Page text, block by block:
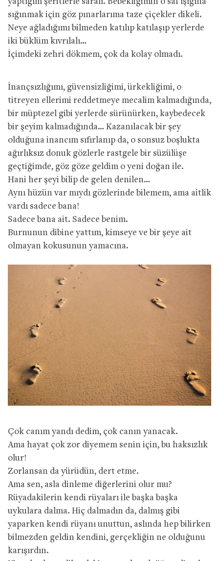
sığınmak için göz pınarlarıma taze çiçekler dikeli.
Neye ağladığımı bilmeden katılıp katılaşıp yerlerde
iki büklüm kıvrılalı…
İçimdeki zehri dökmem, çok da kolay olmadı.
İnançsızlığımı, güvensizliğimi, ürkekliğimi, o
titreyen ellerimi reddetmeye mecalim kalmadığında,
bir müptezel gibi yerlerde sürünürken, kaybedecek
bir şeyim kalmadığında… Kazanılacak bir şey
olduğuna inancım sıfırlanıp da, o sonsuz boşlukta
ağırlıksız donuk gözlerle rastgele bir süzülüşe
geçtiğimde, göz göze geldim o yeni doğan ile.
Hani her şeyi bilip de gelen denilen…
Aynı hüzün var mıydı gözlerinde bilemem, ama aitlik
vardı sadece bana!
Sadece bana ait. Sadece benim.
Burnunun dibine yattım, kimseye ve bir şeye ait
olmayan kokusunun yamacına.
Çok canım yandı dedim, çok canın yanacak.
Ama hayat çok zor diyemem senin için, bu haksızlık
olur!
Zorlansan da yürüdün, dert etme.
Ama sen, asla dinleme diğerlerini olur mu?
Rüyadakilerin kendi rüyaları ile başka başka
uykulara dalma. Hiç dalmadın da, dalmış gibi
yaparken kendi rüyanı unuttun, aslında hep bilirken
bilmezden geldin kendini, gerçekliğin ne olduğunu
karışırdın.